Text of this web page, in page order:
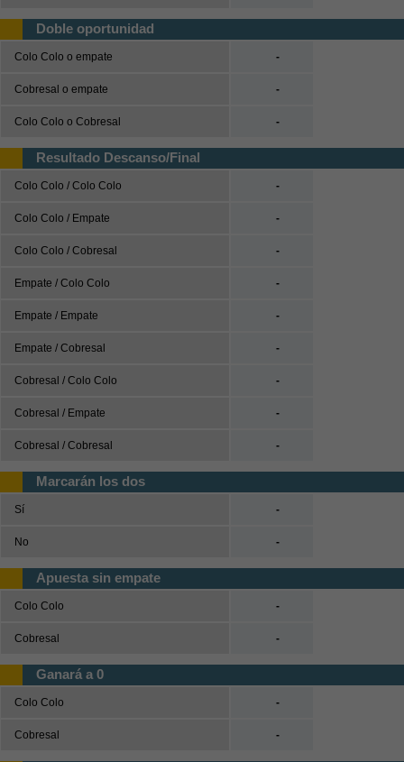
Doble oportunidad
Colo Colo o empate
Cobresal o empate
Colo Colo o Cobresal
-
-
-
Resultado Descanso/Final
Colo Colo / Colo Colo
Colo Colo / Empate
Colo Colo / Cobresal
Empate / Colo Colo
Empate / Empate
Empate / Cobresal
Cobresal / Colo Colo
Cobresal / Empate
Cobresal / Cobresal
-
-
-
-
-
-
-
-
-
Marcarán los dos
Sí
No
-
-
Apuesta sin empate
Colo Colo
Cobresal
-
-
Ganará a 0
Colo Colo
Cobresal
-
-
UEFA Nations League
UEFA Nations League D
Baloncesto
España
ACB
Europa
Euroliga
Eurocup
Tenis
Béisbol
Casas de Apuestas